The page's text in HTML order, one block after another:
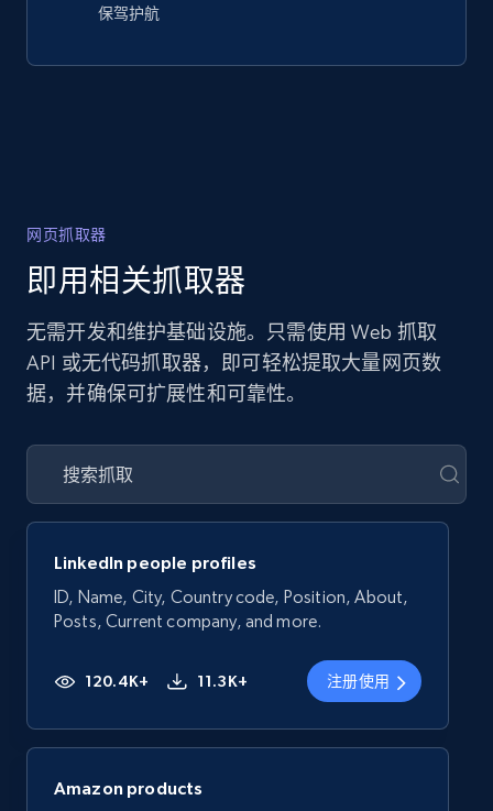
保驾护航
网页抓取器
即用相关抓取器
无需开发和维护基础设施。只需使用 Web 抓取
API 或无代码抓取器，即可轻松提取大量网页数
据，并确保可扩展性和可靠性。
LinkedIn people profiles
ID, Name, City, Country code, Position, About,
Posts, Current company, and more.
120.4K+ 11.3K+ 注册使用
Amazon products